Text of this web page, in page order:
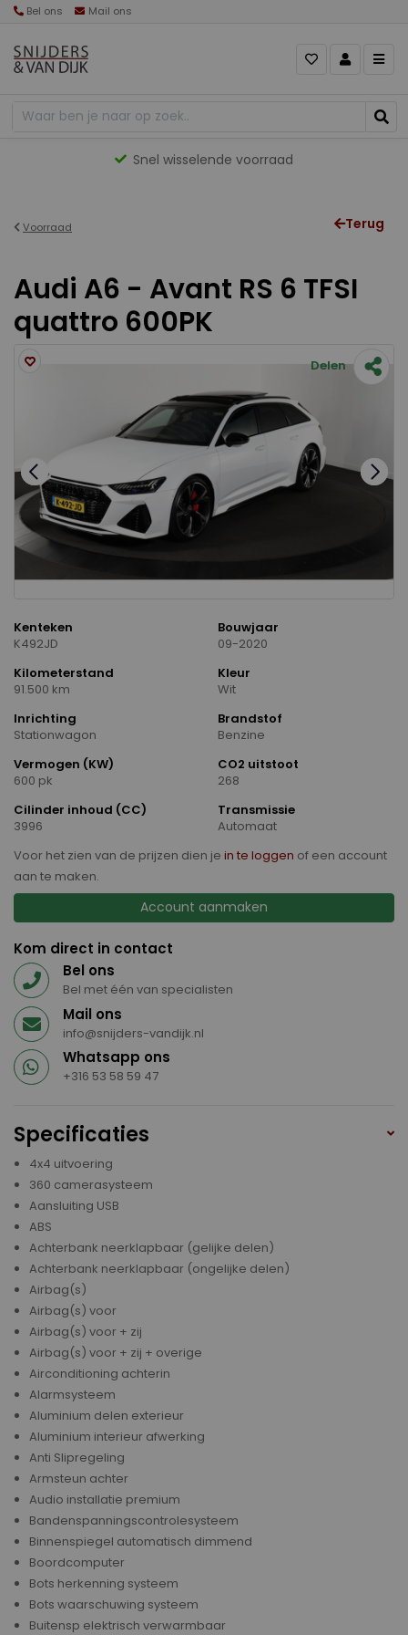
Bel ons Mail ons
Snel wisselende voorraad
Voorraad Terug
Audi A6 - Avant RS 6 TFSI
quattro 600PK
Delen
Kenteken
K492JD
Bouwjaar
09-2020
Kilometerstand
91.500 km
Kleur
Wit
Inrichting
Stationwagon
Brandstof
Benzine
Vermogen (KW)
600 pk
CO2 uitstoot
268
Cilinder inhoud (CC)
3996
Transmissie
Automaat
Voor het zien van de prijzen dien je in te loggen of een account
aan te maken.
Account aanmaken
Kom direct in contact
Bel ons
Bel met één van specialisten
Mail ons
info@snijders-vandijk.nl
Whatsapp ons
+316 53 58 59 47
Specificaties
4x4 uitvoering
360 camerasysteem
Aansluiting USB
ABS
Achterbank neerklapbaar (gelijke delen)
Achterbank neerklapbaar (ongelijke delen)
Airbag(s)
Airbag(s) voor
Airbag(s) voor + zij
Airbag(s) voor + zij + overige
Airconditioning achterin
Alarmsysteem
Aluminium delen exterieur
Aluminium interieur afwerking
Anti Slipregeling
Armsteun achter
Audio installatie premium
Bandenspanningscontrolesysteem
Binnenspiegel automatisch dimmend
Boordcomputer
Bots herkenning systeem
Bots waarschuwing systeem
Buitensp elektrisch verwarmbaar